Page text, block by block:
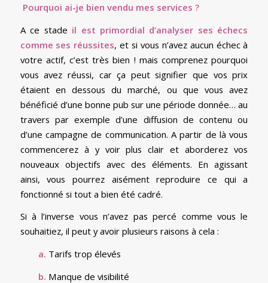
Pourquoi ai-je bien vendu mes services ?
A ce stade il est primordial d’analyser ses échecs
comme ses réussites, et si vous n’avez aucun échec à
votre actif, c’est très bien ! mais comprenez pourquoi
vous avez réussi, car ça peut signifier que vos prix
étaient en dessous du marché, ou que vous avez
bénéficié d’une bonne pub sur une période donnée… au
travers par exemple d’une diffusion de contenu ou
d’une campagne de communication. A partir de là vous
commencerez à y voir plus clair et aborderez vos
nouveaux objectifs avec des éléments. En agissant
ainsi, vous pourrez aisément reproduire ce qui a
fonctionné si tout a bien été cadré.
Si à l’inverse vous n’avez pas percé comme vous le
souhaitiez, il peut y avoir plusieurs raisons à cela :
a. Tarifs trop élevés
b. Manque de visibilité